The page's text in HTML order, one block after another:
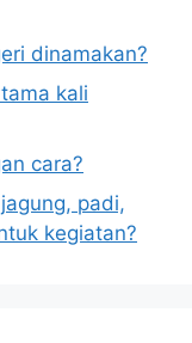
dinamakan?
kali
cara?
padi,
kegiatan?